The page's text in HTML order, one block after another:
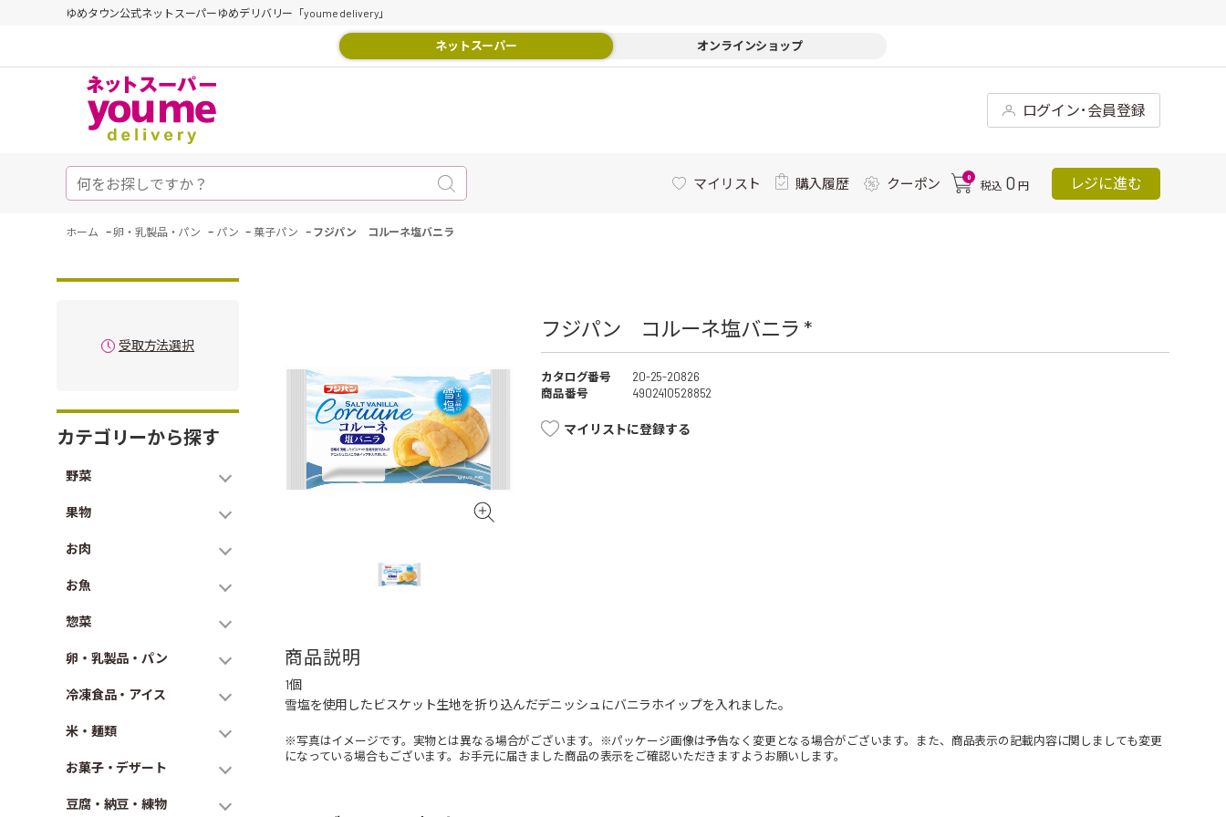
ゆめタウン公式ネットスーパーゆめデリバリー「youme delivery」
ネットスーパー オンラインショップ
ログイン･会員登録
マイリスト 購入履歴 クーポン 0
税込 0 円 レジに進む
ホーム -卵・乳製品・パン - パン -菓子パン - フジパン コルーネ塩バニラ
受取方法選択
カテゴリーから探す
野菜
果物
お肉
お魚
惣菜
卵・乳製品・パン
冷凍食品・アイス
米・麺類
お菓子・デザート
豆腐・納豆・練物
フジパン コルーネ塩バニラ *
カタログ番号
20-25-20826
商品番号
4902410528852
マイリストに登録する
商品説明
1個
雪塩を使用したビスケット生地を折り込んだデニッシュにバニラホイップを入れました。
※写真はイメージです。実物とは異なる場合がございます。※パッケージ画像は予告なく変更となる場合がございます。また、商品表示の記載内容に関しましても変更
になっている場合もございます。お手元に届きました商品の表示をご確認いただきますようお願いします。